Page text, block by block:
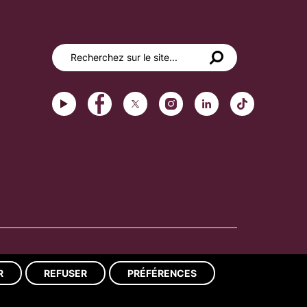
REFUSER PRÉFÉRENCES
Réalisation du site : ads-COM